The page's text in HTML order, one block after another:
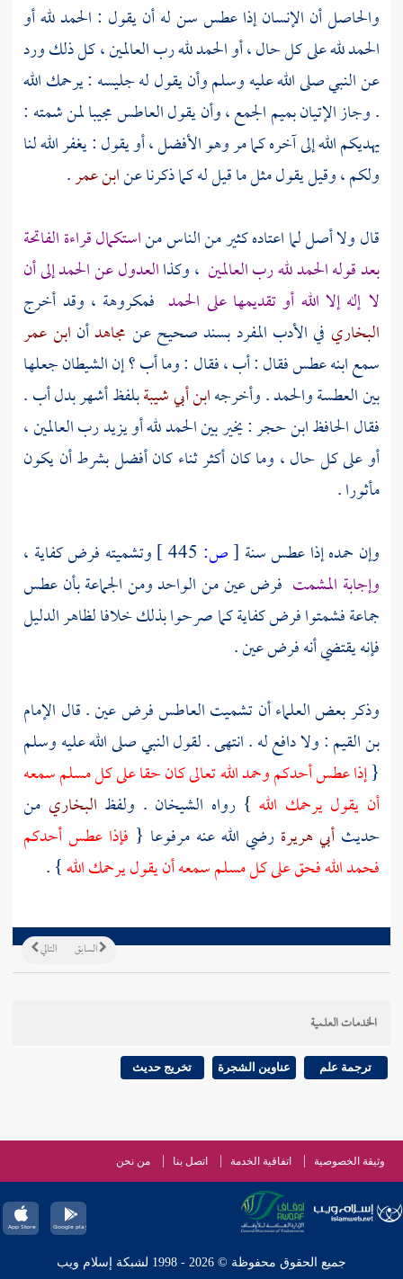
والحاصل أن الإنسان إذا عطس سن له أن يقول : الحمد لله أو
الحمد لله على كل حال ، أو الحمد لله رب العالمين ، كل ذلك ورد
عن النبي صلى الله عليه وسلم وأن يقول له جليسه : يرحمك الله
. وجاز الإتيان بميم الجمع ، وأن يقول العاطس مجيبا لمن شمته :
يهديكم الله إلى آخره كما مر وهو الأفضل ، أو يقول : يغفر الله لنا
ولكم ، وقيل يقول مثل ما قيل له كما ذكرنا عنابن عمر.
قال ولا أصل لما اعتاده كثير من الناس مناستكمال قراءة الفاتحة
بعد قوله الحمد لله رب العالمين ، وكذاالعدول عن الحمد إلى أن
لا إله إلا الله أو تقديمها على الحمد فمكروهة ، وقد أخرج
البخاري في الأدب المفرد بسند صحيح عن مجاهدأن ابن عمر
سمع ابنه عطس فقال : أب ، فقال : وما أب ؟ إن الشيطان جعلها
بين العطسة والحمد . وأخرجهابن أبي شيبةبلفظ أشهر بدل أب .
فقال الحافظابن حجر: يخير بين الحمد لله أو يزيد رب العالمين ،
أو على كل حال ، وما كان أكثر ثناء كان أفضل بشرط أن يكون
مأثورا .
وإن حمده إذا عطس سنة [ص:
وتشميته فرض كفاية ،
وإجابة المشمت فرض عين من الواحد ومن الجماعة بأن عطس
جماعة فشمتوا فرض كفاية كما صرحوا بذلك خلافا لظاهر الدليل
فإنه يقتضي أنه فرض عين .
وذكر بعض العلماء أن تشميت العاطس فرض عين . قال الإمام
بن القيم: ولا دافع له . انتهى . لقول النبي صلى الله عليه وسلم
{إذا عطس أحدكم وحمد الله تعالى كان حقا على كل مسلم سمعه
أن يقول يرحمك الله } رواه الشيخان . ولفظ البخاري من
حديثأبي هريرةرضي الله عنه مرفوعا { فإذا عطس أحدكم
فحمد الله فحق على كل مسلم سمعه أن يقول يرحمك الله} .
التالي السابق
الخدمات العلمية
ترجمة علم عناوين الشجرة تخريج حديث
وثيقة الخصوصية اتفاقية الخدمة اتصل بنا من نحن
جميع الحقوق محفوظة © 2026 - 1998 لشبكة إسلام ويب